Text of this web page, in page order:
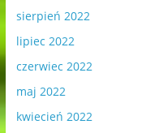
sierpień 2022
lipiec 2022
czerwiec 2022
maj 2022
kwiecień 2022